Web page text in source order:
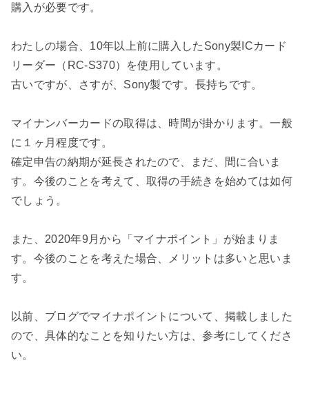
購入が必要です。
わたしの場合、10年以上前に購入したSony製ICカード
リーダー（RC-S370）を使用しています。
古いですが、さすが、Sony製です。長持ちです。
マイナンバーカードの取得は、時間が掛かります。一般
に１ヶ月程度です。
確定申告の納期が延長されたので、まだ、間に合いま
す。今後のことを考えて、取得の手続きを始めては如何
でしょう。
また、2020年9月から「マイナポイント」が始まりま
す。今後のことを考えた場合、メリットは多いと思いま
す。
以前、ブログでマイナポイントについて、掲載しました
ので、具体的なことを知りたい方は、参考にしてくださ
い。